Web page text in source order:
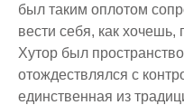
был таким оплотом
вести себя, как хочешь,
Хутор был
отождествлялся с
единственная из